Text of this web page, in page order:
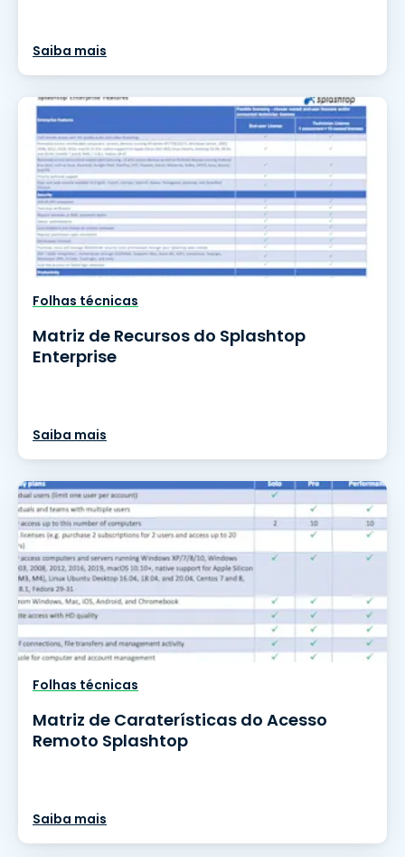
Saiba mais
Folhas técnicas
Matriz de Recursos do Splashtop
Enterprise
Saiba mais
Folhas técnicas
Matriz de Caraterísticas do Acesso
Remoto Splashtop
Saiba mais